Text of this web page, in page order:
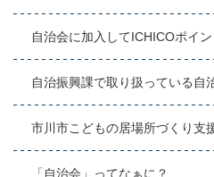
自治会に加入してICHICOポイン
自治振興課で取り扱っている自
市川市こどもの居場所づくり支
「自治会」ってなぁに？